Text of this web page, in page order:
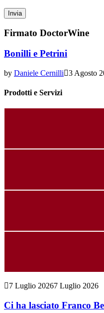
Firmato DoctorWine
Bonilli e Petrini
by Daniele Cernilli 3 Agosto
Prodotti e Servizi
7 Luglio 20267 Luglio 2026
Ci ha lasciato Franco